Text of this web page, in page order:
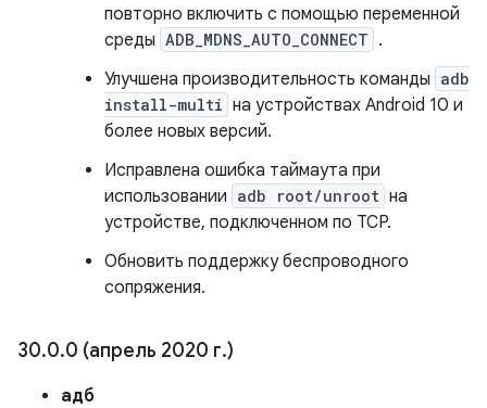
повторно включить с помощью переменной
среды ADB_MDNS_AUTO_CONNECT .
Улучшена производительность команды adb
install-multi на устройствах Android 10 и
более новых версий.
Исправлена ​​ошибка таймаута при
использовании adb root/unroot на
устройстве, подключенном по TCP.
Обновить поддержку беспроводного
сопряжения.
30.0.0 (апрель 2020 г.)
адб